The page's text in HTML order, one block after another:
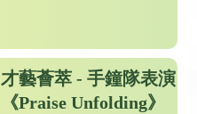
才藝薈萃 - 手鐘隊表演
《Praise Unfolding》